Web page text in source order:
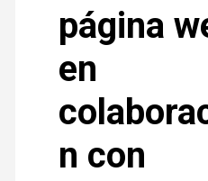
página
en
n con